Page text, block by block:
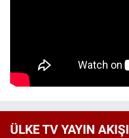
ÜLKE TV YAYIN AKIŞI